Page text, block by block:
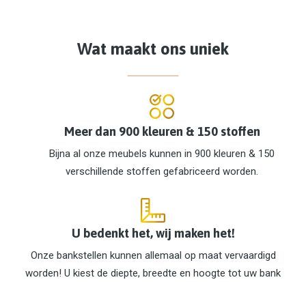
Wat maakt ons uniek
Meer dan 900 kleuren & 150 stoffen
Bijna al onze meubels kunnen in 900 kleuren & 150
verschillende stoffen gefabriceerd worden.
U bedenkt het, wij maken het!
Onze bankstellen kunnen allemaal op maat vervaardigd
worden! U kiest de diepte, breedte en hoogte tot uw bank